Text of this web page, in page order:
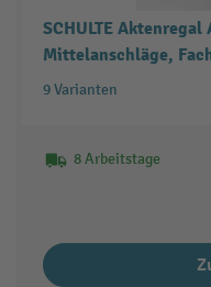
SCHULTE
Mittelanschläge,
9 Varianten
8 Arbeitstage